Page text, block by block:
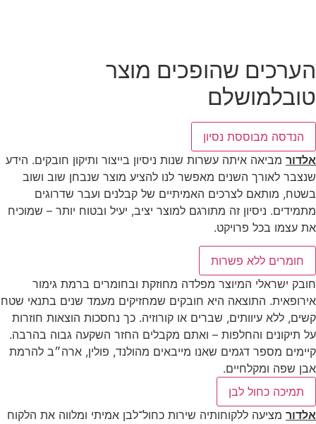
הערכים שהופכים מוצר
טובלמושלם
הנדסה מבוססת נסיון
אלדור מביאה איתה עשרות שנות ניסיון בייצור ותיקון חובקים. הידע
שנצבר לאורך השנים מאפשר לנו להציע מוצר שנבחן שוב ושוב
בשטח, מותאם לצרכים האמיתיים של קבלנים ועבר שדרוגים
מתמידים. ניסיון זה מתורגם למוצר יציב, יעיל ובטוח יותר – שמוכיח
את עצמו בכל פרויקט.
חומרים ללא פשרות
חובק ישראלי המיוצר מפלדה מחוזקת ובחומרים ברמת גימור
אירופאית. התוצאה היא חובקים שמחזיקים מעמד שנים בתנאי שטח
קשים, ללא עיוותים, שברים או קורוזיה. כך נחסכות הוצאות חוזרות
על תיקונים והחלפות – ואתם מקבלים החזר השקעה גבוה בהרבה.
קיימים מספר דגמים שאנו מייבאים מהולנד, פולין, ארה״ב להרמת
אבן שפה ומקלחיים.
תמיכה כחול לבן
אלדור מציעה ללקוחותיה שירות כחול־לבן אמיתי ומלווה את הלקוח